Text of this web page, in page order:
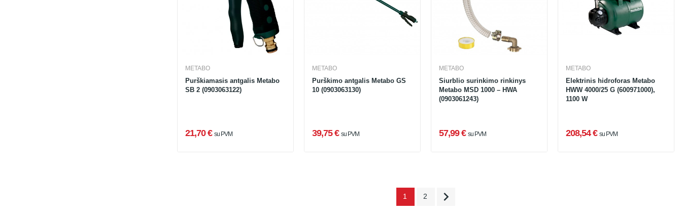
METABO
Purškiamasis antgalis Metabo
SB 2 (0903063122)
21,70 € su PVM
METABO
Purškimo antgalis Metabo GS
10 (0903063130)
39,75 € su PVM
METABO
Siurblio surinkimo rinkinys
Metabo MSD 1000 – HWA
(0903061243)
57,99 € su PVM
METABO
Elektrinis hidroforas Metabo
HWW 4000/25 G (600971000),
1100 W
208,54 € su PVM
1 2 